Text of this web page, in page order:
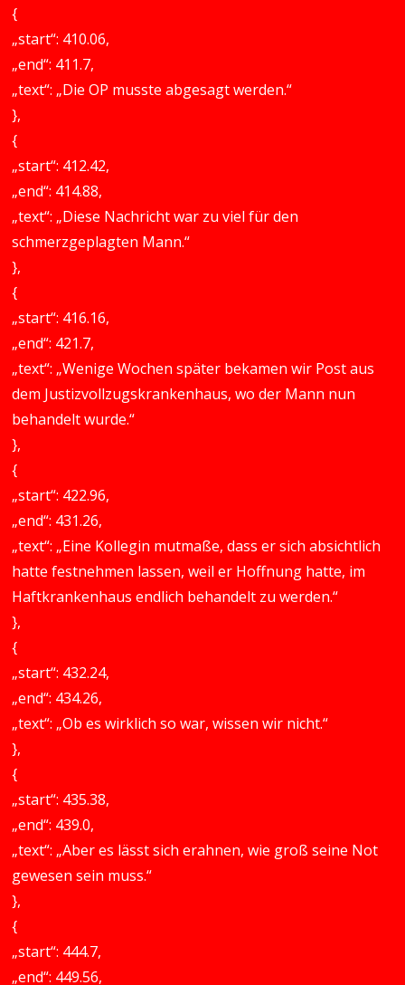
{
„start“: 410.06,
„end“: 411.7,
„text“: „Die OP musste abgesagt werden.“
},
{
„start“: 412.42,
„end“: 414.88,
„text“: „Diese Nachricht war zu viel für den
schmerzgeplagten Mann.“
},
{
„start“: 416.16,
„end“: 421.7,
„text“: „Wenige Wochen später bekamen wir Post aus
dem Justizvollzugskrankenhaus, wo der Mann nun
behandelt wurde.“
},
{
„start“: 422.96,
„end“: 431.26,
„text“: „Eine Kollegin mutmaße, dass er sich absichtlich
hatte festnehmen lassen, weil er Hoffnung hatte, im
Haftkrankenhaus endlich behandelt zu werden.“
},
{
„start“: 432.24,
„end“: 434.26,
„text“: „Ob es wirklich so war, wissen wir nicht.“
},
{
„start“: 435.38,
„end“: 439.0,
„text“: „Aber es lässt sich erahnen, wie groß seine Not
gewesen sein muss.“
},
{
„start“: 444.7,
„end“: 449.56,